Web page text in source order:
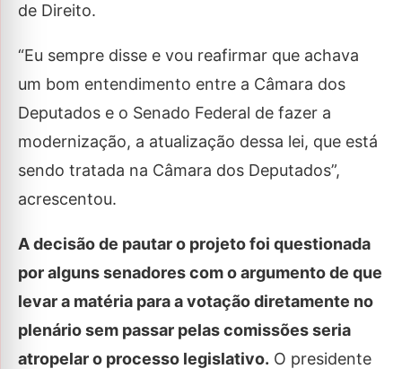
de Direito.
“Eu sempre disse e vou reafirmar que achava
um bom entendimento entre a Câmara dos
Deputados e o Senado Federal de fazer a
modernização, a atualização dessa lei, que está
sendo tratada na Câmara dos Deputados”,
acrescentou.
A decisão de pautar o projeto foi questionada
por alguns senadores com o argumento de que
levar a matéria para a votação diretamente no
plenário sem passar pelas comissões seria
atropelar o processo legislativo. O presidente